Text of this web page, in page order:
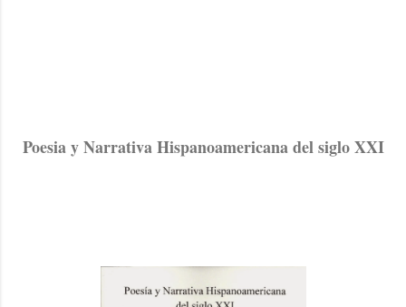
Poesia y Narrativa Hispanoamericana del siglo XXI